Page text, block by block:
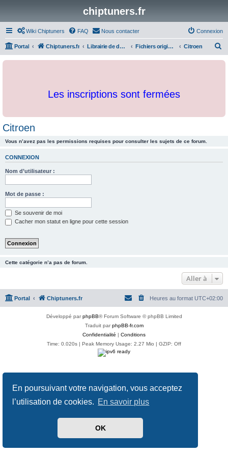
En poursuivant votre navigation, vous acceptez
l’utilisation de cookies. En savoir plus
OK
chiptuners.fr
Wiki Chiptuners FAQ Nous contacter Connexion
Portal Chiptuners.fr Librairie de documents et originaux Fichiers originaux Citroen
c
Les inscriptions sont fermées
Citroen
Vous n’avez pas les permissions requises pour consulter les sujets de ce forum.
CONNEXION
Nom d’utilisateur :
Mot de passe :
Se souvenir de moi
Cacher mon statut en ligne pour cette session
Cette catégorie n’a pas de forum.
Aller à
Portal Chiptuners.fr Heures au format UTC+02:00
Développé parphpBB® Forum Software © phpBB Limited
Traduit parphpBB-fr.com
Confidentialité | Conditions
Time: 0.020s | Peak Memory Usage: 2.27 Mio | GZIP: Off